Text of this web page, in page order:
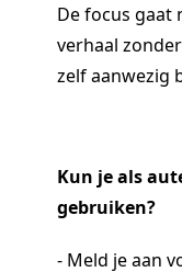
De focus gaat
verhaal
zelf aanwezig
Kun je als
gebruiken?
- Meld je aan